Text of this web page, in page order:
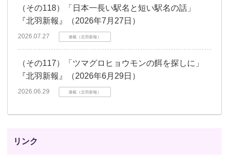
（その118）「日本一長い駅名と短い駅名の話」
『北羽新報』（2026年7月27日）
2026.07.27 連載（北羽新報）
（その117）「ツマグロヒョウモンの餌を探しに」
『北羽新報』（2026年6月29日）
2026.06.29 連載（北羽新報）
リンク